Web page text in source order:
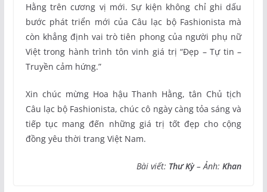
Hằng trên cương vị mới. Sự kiện không chỉ ghi dấu
bước phát triển mới của Câu lạc bộ Fashionista mà
còn khẳng định vai trò tiên phong của người phụ nữ
Việt trong hành trình tôn vinh giá trị “Đẹp – Tự tin –
Truyền cảm hứng.”
Xin chúc mừng Hoa hậu Thanh Hằng, tân Chủ tịch
Câu lạc bộ Fashionista, chúc cô ngày càng tỏa sáng và
tiếp tục mang đến những giá trị tốt đẹp cho cộng
đồng yêu thời trang Việt Nam.
Bài viết: Thư Kỳ– Ảnh:Khan